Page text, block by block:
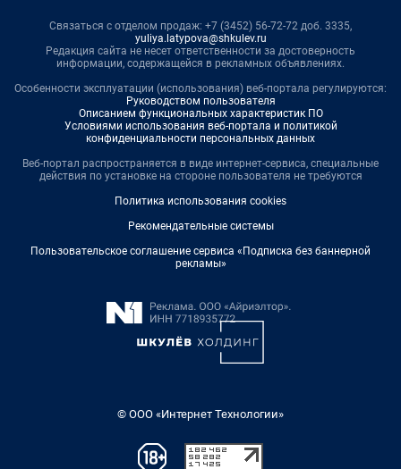
Связаться с отделом продаж: +7 (3452) 56-72-72 доб. 3335,
yuliya.latypova@shkulev.ru
Редакция сайта не несет ответственности за достоверность
информации, содержащейся в рекламных объявлениях.
Особенности эксплуатации (использования) веб-портала регулируются:
Руководством пользователя
Описанием функциональных характеристик ПО
Условиями использования веб-портала и политикой
конфиденциальности персональных данных
Веб-портал распространяется в виде интернет-сервиса, специальные
действия по установке на стороне пользователя не требуются
Политика использования cookies
Рекомендательные системы
Пользовательское соглашение сервиса «Подписка без баннерной
рекламы»
© ООО «Интернет Технологии»